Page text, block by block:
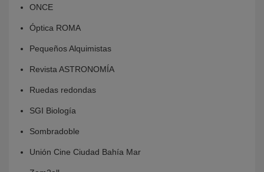
ONCE
Óptica ROMA
Pequeños Alquimistas
Revista ASTRONOMÍA
Ruedas redondas
SGI Biología
Sombradoble
Unión Cine Ciudad Bahía Mar